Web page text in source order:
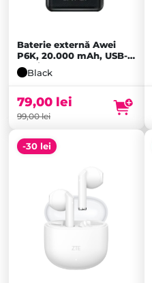
Baterie externă Awei
P6K, 20.000 mAh, USB-
C, Micro-USB, 2x USB-A,
Negru
Black
99,00lei
79,00 lei
-30 lei